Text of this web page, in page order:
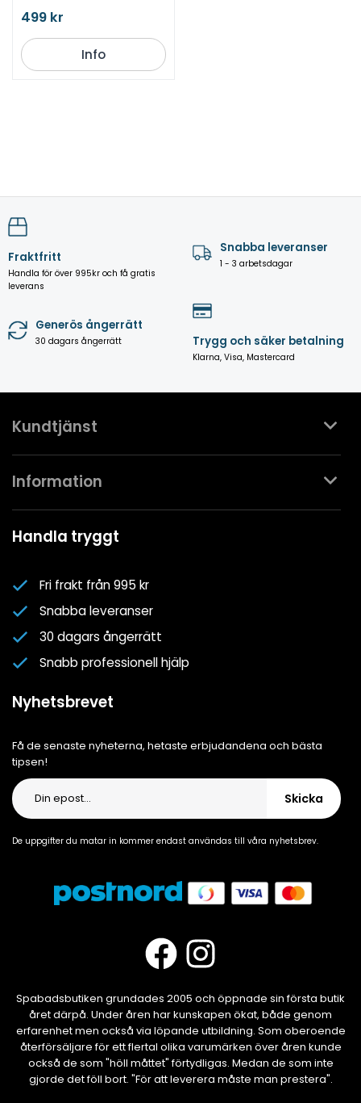
499 kr
Info
Fraktfritt
Handla för över 995kr och få gratis
leverans
Snabba leveranser
1 - 3 arbetsdagar
Generös ångerrätt
30 dagars ångerrätt Trygg och säker betalning
Klarna, Visa, Mastercard
Kundtjänst
Kontakta oss
Mina favoriter
Information
Spa- & Poolguider
Nyhetsbrev
Om oss
Cookiepolicy
Cookie-inställningar
Handla tryggt
Fri frakt från 995 kr
Snabba leveranser
30 dagars ångerrätt
Snabb professionell hjälp
Nyhetsbrevet
Få de senaste nyheterna, hetaste erbjudandena och bästa
tipsen!
Skicka
De uppgifter du matar in kommer endast användas till våra nyhetsbrev.
Spabadsbutiken grundades 2005 och öppnade sin första butik
året därpå. Under åren har kunskapen ökat, både genom
erfarenhet men också via löpande utbildning. Som oberoende
återförsäljare för ett flertal olika varumärken över åren kunde
också de som "höll måttet" förtydligas. Medan de som inte
gjorde det föll bort. "För att leverera måste man prestera".